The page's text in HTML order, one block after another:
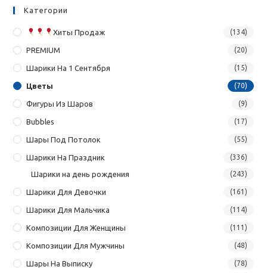
Категории
Хиты Продаж (134)
PREMIUM (20)
Шарики На 1 Сентября (15)
Цветы (70)
Фигуры Из Шаров (9)
Bubbles (17)
Шары Под Потолок (55)
Шарики На Праздник (336)
Шарики на день рождения (243)
Шарики Для Девочки (161)
Шарики Для Мальчика (114)
Композиции Для Женщины (111)
Композиции Для Мужчины (48)
Шары На Выписку (78)